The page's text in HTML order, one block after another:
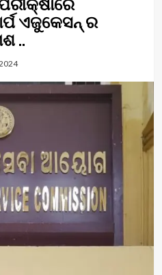
ଏଜୁକେସନ୍ ର
..